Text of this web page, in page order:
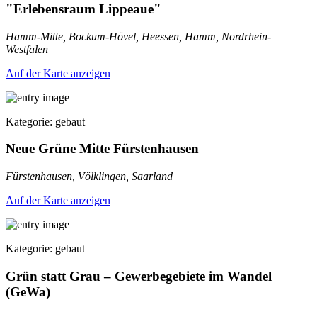
"Erlebensraum Lippeaue"
Hamm-Mitte, Bockum-Hövel, Heessen, Hamm, Nordrhein-
Westfalen
Auf der Karte anzeigen
Kategorie: gebaut
Neue Grüne Mitte Fürstenhausen
Fürstenhausen, Völklingen, Saarland
Auf der Karte anzeigen
Kategorie: gebaut
Grün statt Grau – Gewerbegebiete im Wandel
(GeWa)